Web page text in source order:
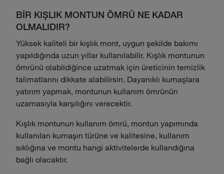
BİR KIŞLIK MONTUN ÖMRÜ NE KADAR
OLMALIDIR?
Yüksek kaliteli bir kışlık mont, uygun şekilde bakımı
yapıldığında uzun yıllar kullanılabilir. Kışlık montunun
ömrünü olabildiğince uzatmak için üreticinin temizlik
talimatlarını dikkate alabilirsin. Dayanıklı kumaşlara
yatırım yapmak, montunun kullanım ömrünün
uzamasıyla karşılığını verecektir.
Kışlık montunun kullanım ömrü, montun yapımında
kullanılan kumaşın türüne ve kalitesine, kullanım
sıklığına ve montu hangi aktivitelerde kullandığına
bağlı olacaktır.